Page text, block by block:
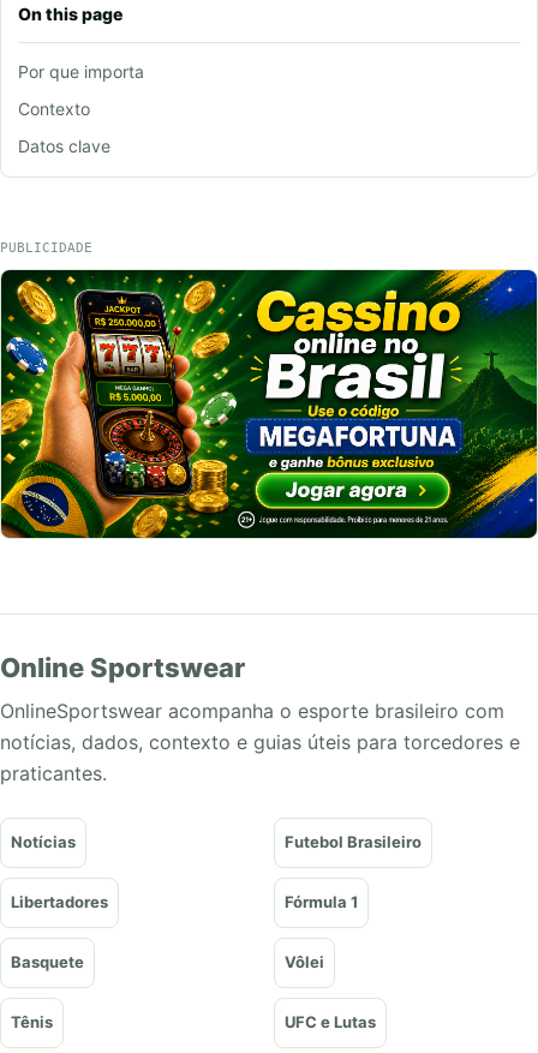
On this page
Por que importa
Contexto
Datos clave
PUBLICIDADE
Online Sportswear
OnlineSportswear acompanha o esporte brasileiro com
notícias, dados, contexto e guias úteis para torcedores e
praticantes.
Notícias Futebol Brasileiro
Libertadores Fórmula 1
Basquete Vôlei
Tênis UFC e Lutas